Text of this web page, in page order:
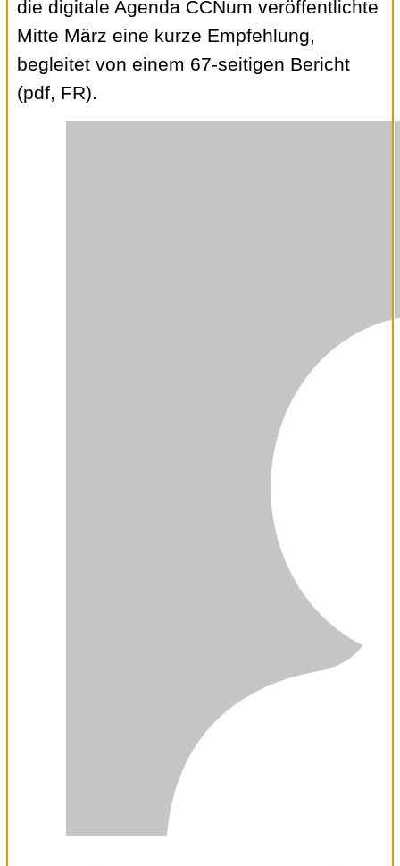
die digitale Agenda CCNum veröffentlichte
Mitte März eine kurze Empfehlung,
begleitet von einem 67-seitigen Bericht
(pdf, FR).